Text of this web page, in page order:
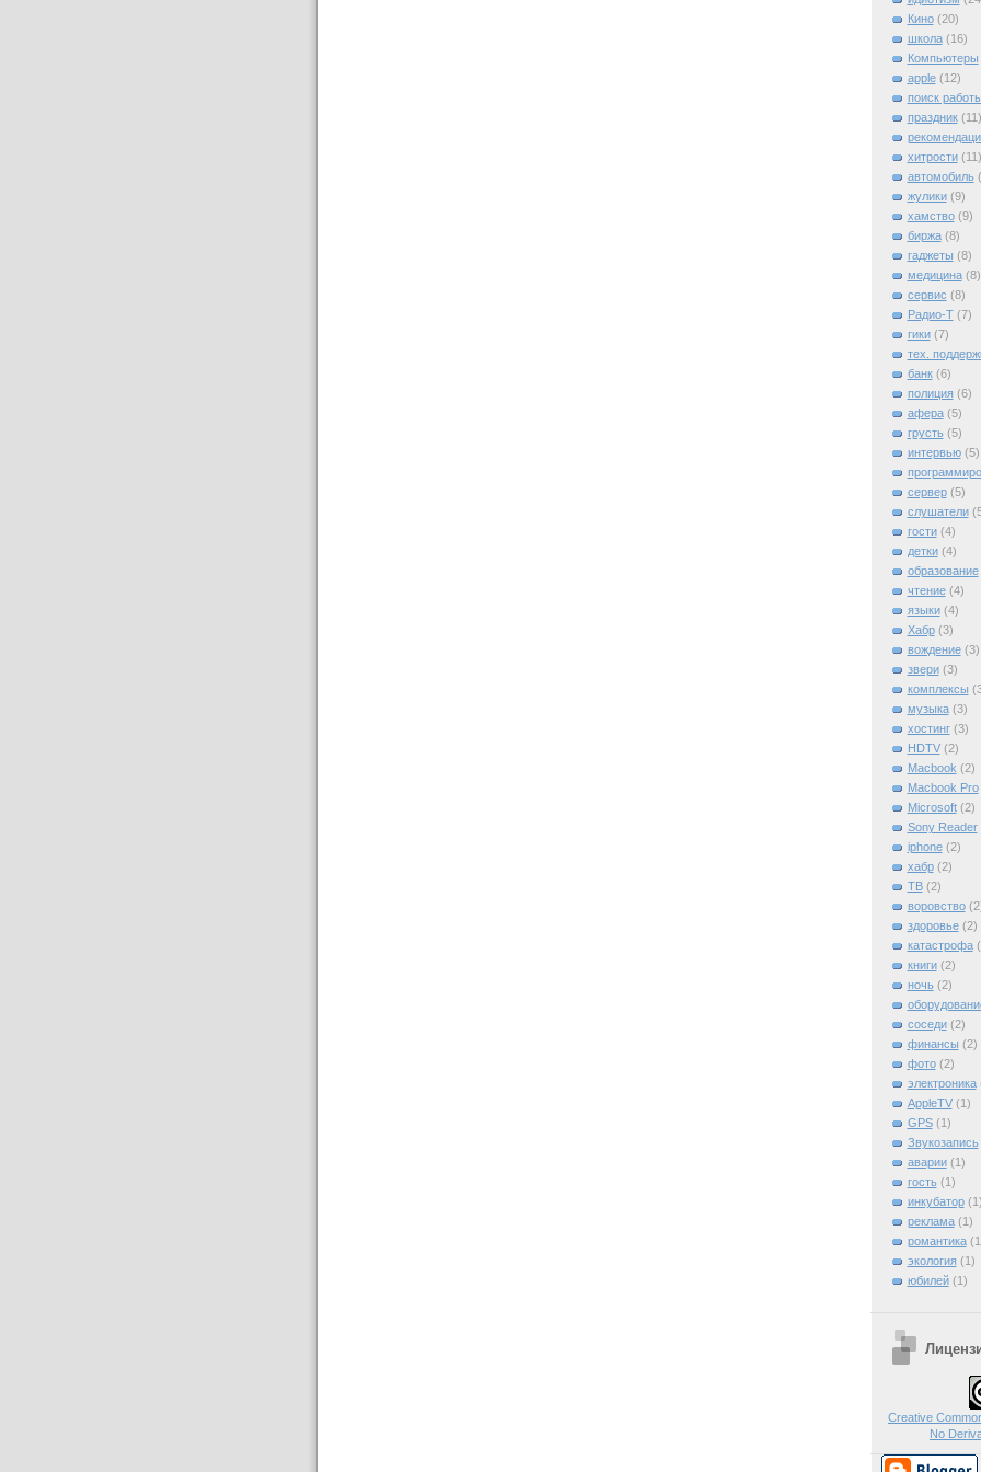
Кино (20)
школа (16)
Компьютеры
apple (12)
поиск работы
праздник (11)
хитрости (11)
автомобиль
жулики (9)
хамство (9)
биржа (8)
гаджеты (8)
медицина (8)
сервис (8)
Радио-Т (7)
гики (7)
тех.
банк (6)
полиция (6)
афера (5)
грусть (5)
интервью (5)
сервер (5)
слушатели
гости (4)
детки (4)
образование
чтение (4)
языки (4)
Хабр (3)
вождение (3)
звери (3)
комплексы
музыка (3)
хостинг (3)
HDTV (2)
Macbook (2)
Macbook Pro
Microsoft (2)
Sony Reader
iphone (2)
xабр (2)
ТВ (2)
воровство
здоровье (2)
катастрофа
книги (2)
ночь (2)
соседи (2)
финансы (2)
фото (2)
электроника
AppleTV (1)
GPS (1)
Звукозапись
аварии (1)
гость (1)
инкубатор (1)
реклама (1)
романтика
экология (1)
юбилей (1)
Creative
No